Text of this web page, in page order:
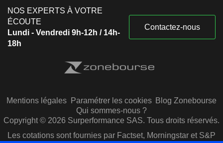
NOS EXPERTS À VOTRE
ÉCOUTE
Lundi - Vendredi 9h-12h / 14h-
18h
Contactez-nous
Mentions légales Paramétrer les cookies Blog Zonebourse
Qui sommes-nous ?
Copyright © 2026 Surperformance SAS. Tous droits réservés.
Les cotations sont fournies par Factset, Morningstar et S&P